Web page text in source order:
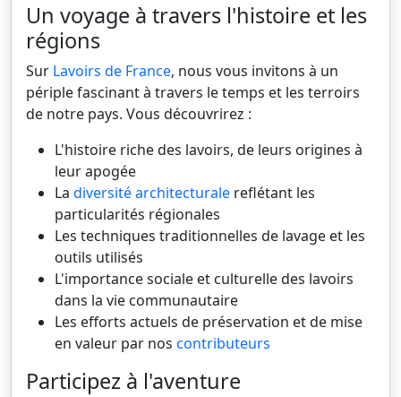
Un voyage à travers l'histoire et les
régions
Sur Lavoirs de France, nous vous invitons à un
périple fascinant à travers le temps et les terroirs
de notre pays. Vous découvrirez :
L'histoire riche des lavoirs, de leurs origines à
leur apogée
La diversité architecturale reflétant les
particularités régionales
Les techniques traditionnelles de lavage et les
outils utilisés
L'importance sociale et culturelle des lavoirs
dans la vie communautaire
Les efforts actuels de préservation et de mise
en valeur par nos contributeurs
Participez à l'aventure